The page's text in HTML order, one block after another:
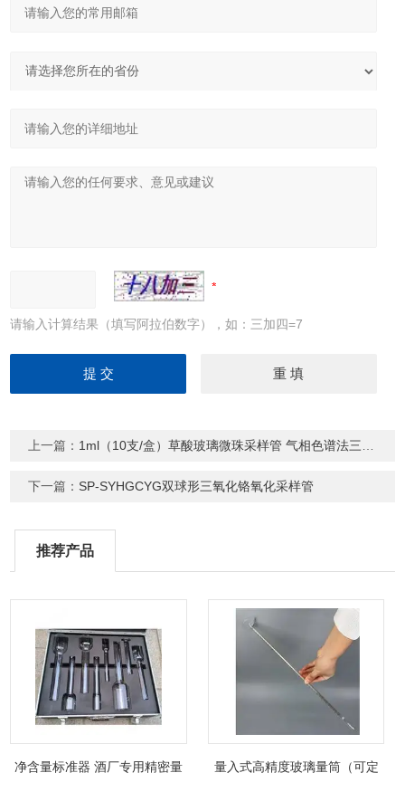
请输入计算结果（填写阿拉伯数字），如：三加四=7
上一篇： 1ml（10支/盒）草酸玻璃微珠采样管 气相色谱法三甲胺测定
下一篇： SP-SYHGCYG双球形三氧化铬氧化采样管
推荐产品
净含量标准器 酒厂专用精密量
量入式高精度玻璃量筒（可定